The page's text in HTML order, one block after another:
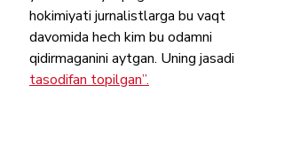
hokimiyati jurnalistlarga bu vaqt
davomida hech kim bu odamni
qidirmaganini aytgan. Uning jasadi
tasodifan topilgan”.